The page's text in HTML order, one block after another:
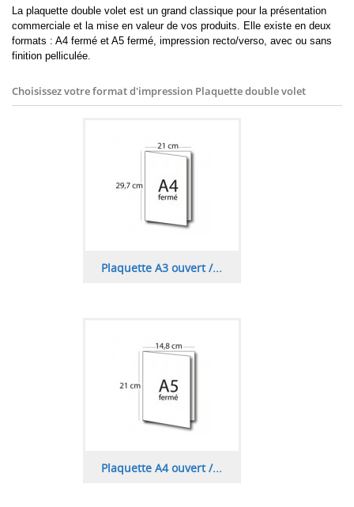
La plaquette double volet est un grand classique pour la présentation
commerciale et la mise en valeur de vos produits. Elle existe en deux
formats : A4 fermé et A5 fermé, impression recto/verso, avec ou sans
finition pelliculée.
Choisissez votre format d'impression Plaquette double volet
Plaquette A3 ouvert /...
Plaquette A4 ouvert /...